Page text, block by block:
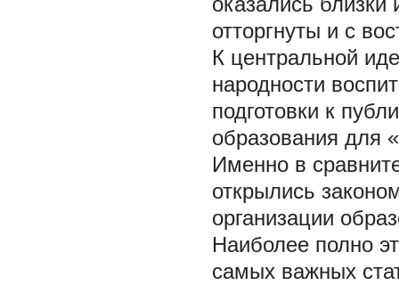
отторгнуты и с
К центральной
народности
подготовки к
образования для
Именно в
открылись
организации
Наиболее полно
самых важных